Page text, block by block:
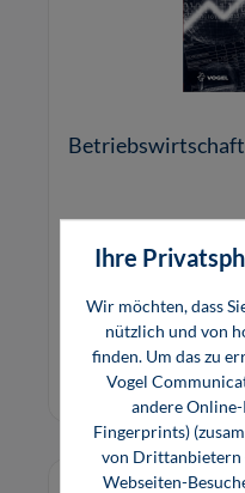
Betriebswirtschaft
Kostenrechnung,
Vorbereitung auf
22,99 €*
E-Book (PDF)
Ihre
Wir möchten, dass
nützlich und von
finden. Um das zu
Vogel
andere Online-
Fingerprints)
von Drittanbietern
Webseiten-